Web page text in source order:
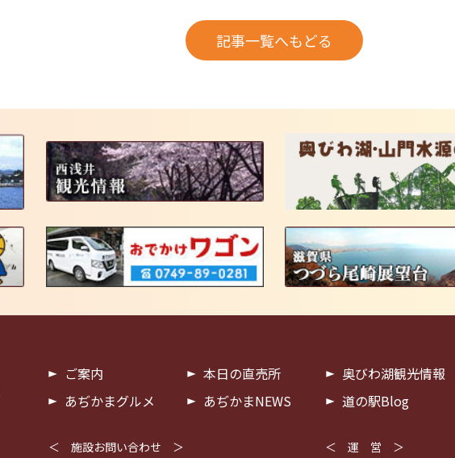
記事一覧へもどる
ご案内
あぢかまグルメ
本日の直売所
あぢかまNEWS
奥びわ湖観光情報
道の駅Blog
＜ 施設お問い合わせ ＞
＜ 運 営 ＞